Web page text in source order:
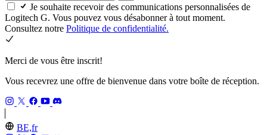
Je souhaite recevoir des communications personnalisées de
Logitech G. Vous pouvez vous désabonner à tout moment.
Consultez notre Politique de confidentialité.
Merci de vous être inscrit!
Vous recevrez une offre de bienvenue dans votre boîte de réception.
BE,fr